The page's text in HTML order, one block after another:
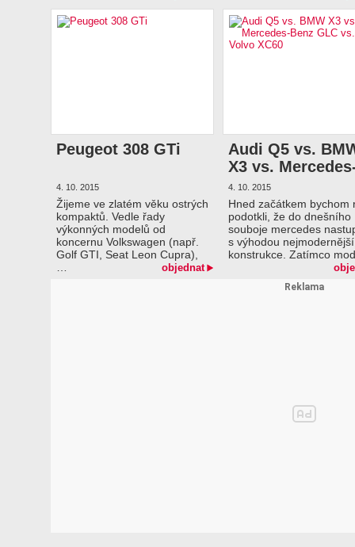
Peugeot 308 GTi
4. 10. 2015
Žijeme ve zlatém věku ostrých
kompaktů. Vedle řady
výkonných modelů od
koncernu Volkswagen (např.
Golf GTI, Seat Leon Cupra),
objednat
Audi Q5 vs.
X3 vs.
Benz GLC vs.
XC60
4. 10. 2015
Hned začátkem bychom
podotkli, že do dnešního
souboje mercedes
s výhodou nejmodernější
konstrukce. Zatímco